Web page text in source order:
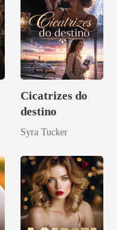
Cicatrizes do
destino
Syra Tucker